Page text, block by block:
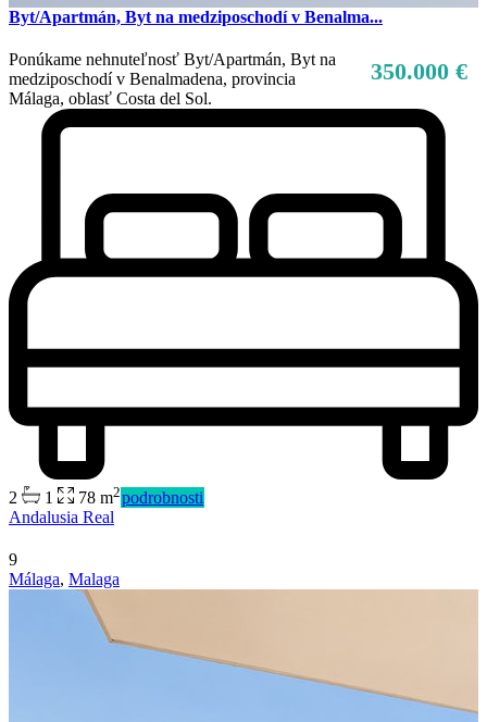
Byt/Apartmán, Byt na medziposchodí v Benalma...
350.000 €
Ponúkame nehnuteľnosť Byt/Apartmán, Byt na
medziposchodí v Benalmadena, provincia
Málaga, oblasť Costa del Sol.
2 1 78 m2podrobnosti
Andalusia Real
9
Málaga, Malaga